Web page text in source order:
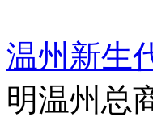
温州新生
明温州总